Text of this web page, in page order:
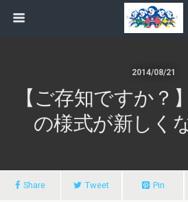
2014/08/21
【ご存知ですか？
の様式が新しく
Share Tweet Pin